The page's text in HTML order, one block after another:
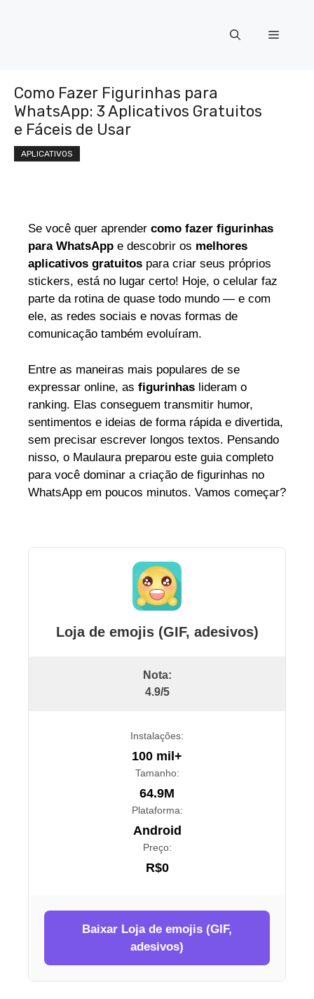
Como Fazer Figurinhas para
WhatsApp: 3 Aplicativos Gratuitos
e Fáceis de Usar
APLICATIVOS
Se você quer aprender como fazer figurinhas
para WhatsApp e descobrir os melhores
aplicativos gratuitos para criar seus próprios
stickers, está no lugar certo! Hoje, o celular faz
parte da rotina de quase todo mundo — e com
ele, as redes sociais e novas formas de
comunicação também evoluíram.
Entre as maneiras mais populares de se
expressar online, as figurinhas lideram o
ranking. Elas conseguem transmitir humor,
sentimentos e ideias de forma rápida e divertida,
sem precisar escrever longos textos. Pensando
nisso, o Maulaura preparou este guia completo
para você dominar a criação de figurinhas no
WhatsApp em poucos minutos. Vamos começar?
Loja de emojis (GIF, adesivos)
Nota:
4.9/5
Instalações:
100 mil+
Tamanho:
64.9M
Plataforma:
Android
Preço:
R$0
Baixar Loja de emojis (GIF,
adesivos)